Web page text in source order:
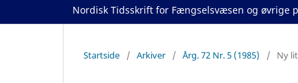
Nordisk Tidsskrift for Fængselsvæsen og øvrige
Startside / Arkiver / Årg. 72 Nr. 5 (1985) / Ny